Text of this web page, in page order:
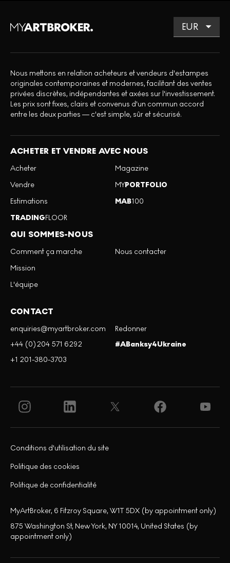
Nous mettons en relation acheteurs et vendeurs d'estampes
originales contemporaines et modernes, facilitant des ventes
privées discrètes, indépendantes et axées sur l'investissement.
Les prix sont fixes, clairs et convenus d'un commun accord
entre les deux parties — c'est simple, sûr et sécurisé.
ACHETER ET VENDRE AVEC NOUS
Acheter
Vendre
Estimations
TRADINGFLOOR
Magazine
MYPORTFOLIO
MAB100
QUI SOMMES-NOUS
Comment ça marche
Mission
L'équipe
Nous contacter
CONTACT
enquiries@myartbroker.com
+44 (0)204 571 6292
+1 201-380-3703
Redonner
#ABanksy4Ukraine
Politique de confidentialité
Politique des cookies
Conditions d'utilisation du site
MyArtBroker, 6 Fitzroy Square, W1T 5DX (by appointment only)
875 Washington St, New York, NY 10014, United States (by
appointment only)